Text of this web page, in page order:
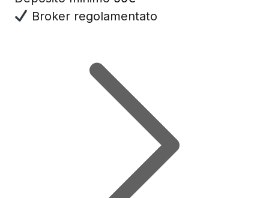
Broker regolamentato